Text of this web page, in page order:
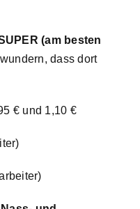
(am besten
dass dort
€ und 1,10 €